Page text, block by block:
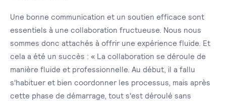
Une bonne communication et un soutien efficace sont
essentiels à une collaboration fructueuse. Nous nous
sommes donc attachés à offrir une expérience fluide. Et
cela a été un succès : « La collaboration se déroule de
manière fluide et professionnelle. Au début, il a fallu
s'habituer et bien coordonner les processus, mais après
cette phase de démarrage, tout s'est déroulé sans